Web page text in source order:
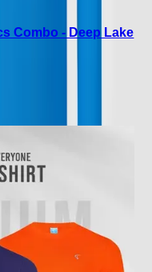
Combo - Deep Lake